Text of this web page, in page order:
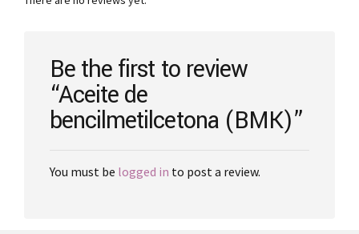
be
product
page
Be the first to review
“Aceite de
bencilmetilcetona (BMK)”
You must be logged in to post a review.